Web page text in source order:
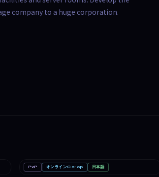
company to a huge corporation.
めっちゃカメレオン
PvP オンラインCo-op 日本語